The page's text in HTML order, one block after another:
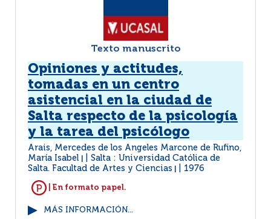
Texto manuscrito
Opiniones y actitudes,
tomadas en un centro
asistencial en la ciudad de
Salta respecto de la psicología
y la tarea del psicólogo
Arais, Mercedes de los Angeles Marcone de Rufino,
María Isabel
Salta : Universidad Católica de
Salta. Facultad de Artes y Ciencias
1976
| En formato papel.
MÁS INFORMACIÓN...